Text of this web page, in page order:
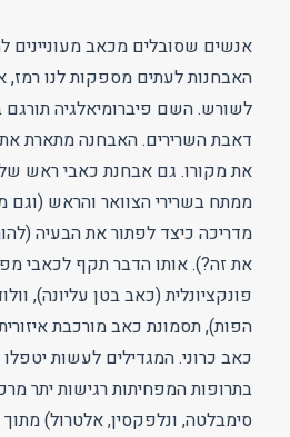
אנשים שסובלים מכאב מעוניינים
האבחנות לעתים מספקות לנו
לשורש. השם פיברומיאלגיה תורגם
דאבת השרירים. האבחנה מתארת
את מקורו. גם אבחנת כאבי ראש
ממתח בשרירי הצוואר והראש (וגם
מדריכה כיצד לפתור את הבעיה
את זה?). אותו הדבר תקף לכאבי
פונקציונלית (כאב בטן עליונה),
כאב כרוני. המגדילים לעשות
בתרופות המפחיתות רגישות יתר
סימבלטה, ונלפקסין, אלטרול)